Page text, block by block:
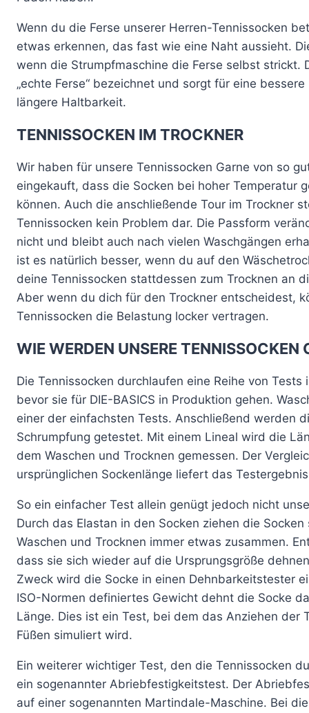
Wenn du die Ferse unserer Herren-Tennissocken
etwas erkennen, das fast wie eine Naht aussieht.
wenn die Strumpfmaschine die Ferse selbst strickt.
„echte Ferse“ bezeichnet und sorgt für eine
längere Haltbarkeit.
TENNISSOCKEN IM TROCKNER
Wir haben für unsere Tennissocken Garne von so
eingekauft, dass die Socken bei hoher Temperatur
können. Auch die anschließende Tour im Trockner
Tennissocken kein Problem dar. Die Passform
nicht und bleibt auch nach vielen Waschgängen
ist es natürlich besser, wenn du auf den
deine Tennissocken stattdessen zum Trocknen an
Aber wenn du dich für den Trockner entscheidest,
Tennissocken die Belastung locker vertragen.
WIE WERDEN UNSERE TENNISSOCKEN
Die Tennissocken durchlaufen eine Reihe von Tests
bevor sie für DIE-BASICS in Produktion gehen.
einer der einfachsten Tests. Anschließend werden
Schrumpfung getestet. Mit einem Lineal wird die
dem Waschen und Trocknen gemessen. Der
ursprünglichen Sockenlänge liefert das
So ein einfacher Test allein genügt jedoch nicht
Durch das Elastan in den Socken ziehen die
Waschen und Trocknen immer etwas zusammen.
dass sie sich wieder auf die Ursprungsgröße
Zweck wird die Socke in einen Dehnbarkeitstester
ISO-Normen definiertes Gewicht dehnt die Socke
Länge. Dies ist ein Test, bei dem das Anziehen der
Füßen simuliert wird.
Ein weiterer wichtiger Test, den die Tennissocken
ein sogenannter Abriebfestigkeitstest. Der
auf einer sogenannten Martindale-Maschine. Bei